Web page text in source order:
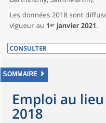
Les données 2018 sont
vigueur au 1ᵉʳ janvier 2021.
SOMMAIRE
Emploi au
2018